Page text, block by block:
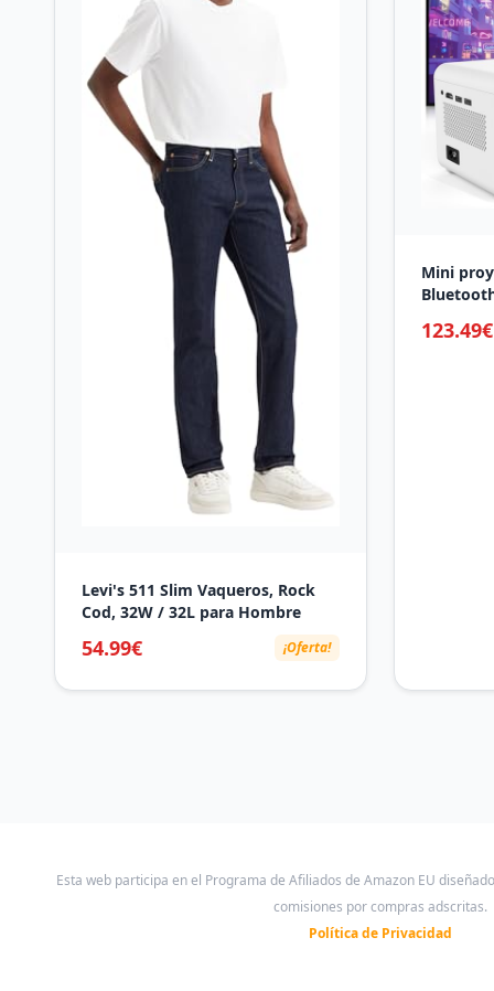
Levi's 511 Slim Vaqueros, Rock
Cod, 32W / 32L para Hombre
54.99€ ¡Oferta!
Mini
12000
123.49€
Esta web participa en el Programa de Afiliados de Amazon EU
comisiones por compras adscritas.
Política de Privacidad